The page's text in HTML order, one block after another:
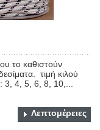
το καθιστούν
τιμή κιλού
3, 4, 5, 6, 8, 10,...
Λεπτομέρειες